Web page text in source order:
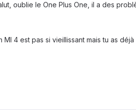
oublie le One Plus One, il a des
MI 4 est pas si vieillissant mais tu as